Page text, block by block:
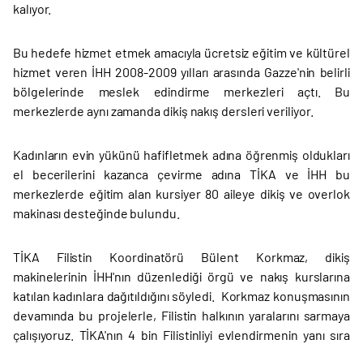
kalıyor.
Bu hedefe hizmet etmek amacıyla ücretsiz eğitim ve kültürel
hizmet veren İHH 2008-2009 yılları arasında Gazze'nin belirli
bölgelerinde meslek edindirme merkezleri açtı. Bu
merkezlerde aynı zamanda dikiş nakış dersleri veriliyor.
Kadınların evin yükünü hafifletmek adına öğrenmiş oldukları
el becerilerini kazanca çevirme adına TİKA ve İHH bu
merkezlerde eğitim alan kursiyer 80 aileye dikiş ve overlok
makinası desteğinde bulundu.
TİKA Filistin Koordinatörü Bülent Korkmaz, dikiş
makinelerinin İHH'nın düzenlediği örgü ve nakış kurslarına
katılan kadınlara dağıtıldığını söyledi. Korkmaz konuşmasının
devamında bu projelerle, Filistin halkının yaralarını sarmaya
çalışıyoruz. TİKA'nın 4 bin Filistinliyi evlendirmenin yanı sıra